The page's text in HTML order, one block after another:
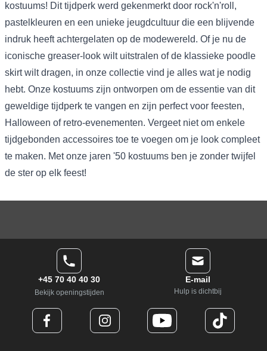
kostuums! Dit tijdperk werd gekenmerkt door rock'n'roll,
pastelkleuren en een unieke jeugdcultuur die een blijvende
indruk heeft achtergelaten op de modewereld. Of je nu de
iconische greaser-look wilt uitstralen of de klassieke poodle
skirt wilt dragen, in onze collectie vind je alles wat je nodig
hebt. Onze kostuums zijn ontworpen om de essentie van dit
geweldige tijdperk te vangen en zijn perfect voor feesten,
Halloween of retro-evenementen. Vergeet niet om enkele
tijdgebonden accessoires toe te voegen om je look compleet
te maken. Met onze jaren '50 kostuums ben je zonder twijfel
de ster op elk feest!
+45 70 40 40 30
Bekijk openingstijden
E-mail
Hulp is dichtbij